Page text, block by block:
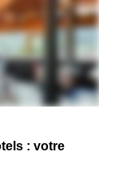
: votre